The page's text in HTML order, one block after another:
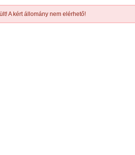
A kért állomány nem elérhető!